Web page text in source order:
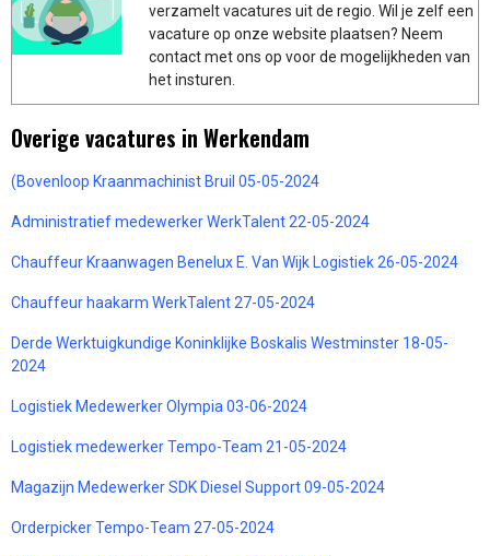
verzamelt vacatures uit de regio. Wil je zelf een
vacature op onze website plaatsen? Neem
contact met ons op voor de mogelijkheden van
het insturen.
Overige vacatures in Werkendam
(Bovenloop Kraanmachinist Bruil 05-05-2024
Administratief medewerker WerkTalent 22-05-2024
Chauffeur Kraanwagen Benelux E. Van Wijk Logistiek 26-05-2024
Chauffeur haakarm WerkTalent 27-05-2024
Derde Werktuigkundige Koninklijke Boskalis Westminster 18-05-
2024
Logistiek Medewerker Olympia 03-06-2024
Logistiek medewerker Tempo-Team 21-05-2024
Magazijn Medewerker SDK Diesel Support 09-05-2024
Orderpicker Tempo-Team 27-05-2024